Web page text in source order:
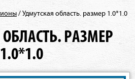
/Удмутская область. размер 1.0*1.0
РАЗМЕР
1.0*1.0